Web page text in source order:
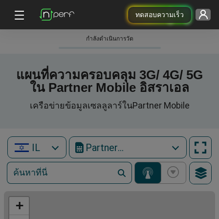
ทดสอบความเร็ว
กําลังดําเนินการวัด
แผนที่ความครอบคลุม 3G/ 4G/ 5G
ใน Partner Mobile อิสราเอล
เครือข่ายข้อมูลเซลลูลาร์ในPartner Mobile
IL Partner Mobile
+